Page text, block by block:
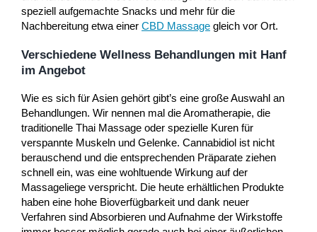
speziell aufgemachte Snacks und mehr für die
Nachbereitung etwa einer CBD Massage gleich vor Ort.
Verschiedene Wellness Behandlungen mit Hanf
im Angebot
Wie es sich für Asien gehört gibt’s eine große Auswahl an
Behandlungen. Wir nennen mal die Aromatherapie, die
traditionelle Thai Massage oder spezielle Kuren für
verspannte Muskeln und Gelenke. Cannabidiol ist nicht
berauschend und die entsprechenden Präparate ziehen
schnell ein, was eine wohltuende Wirkung auf der
Massageliege verspricht. Die heute erhältlichen Produkte
haben eine hohe Bioverfügbarkeit und dank neuer
Verfahren sind Absorbieren und Aufnahme der Wirkstoffe